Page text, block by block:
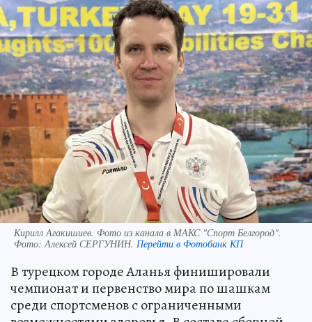
Кирилл Агакишиев. Фото из канала в МАКС "Спорт Белгород".
Фото: Алексей СЕРГУНИН. Перейти в Фотобанк КП
В турецком городе Аланья финишировали
чемпионат и первенство мира по шашкам
среди спортсменов с ограниченными